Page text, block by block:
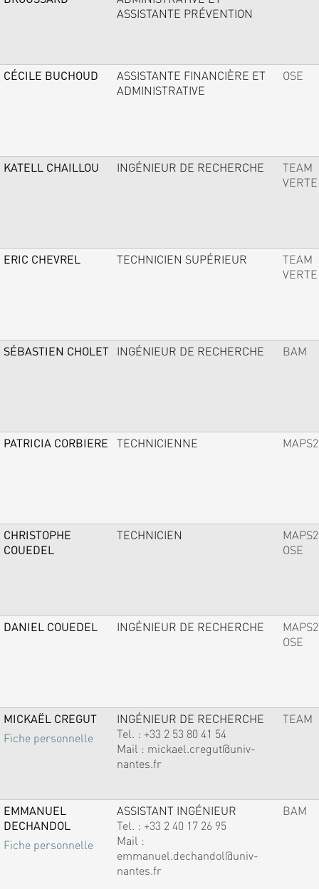
ASSISTANTE PRÉVENTION
CÉCILE BUCHOUD
ASSISTANTE FINANCIÈRE ET
ADMINISTRATIVE
OSE
KATELL CHAILLOU INGÉNIEUR DE RECHERCHE
TEAM
VERTE
ERIC CHEVREL TECHNICIEN SUPÉRIEUR
TEAM
VERTE
SÉBASTIEN CHOLET INGÉNIEUR DE RECHERCHE BAM
PATRICIA CORBIERE TECHNICIENNE MAPS2
CHRISTOPHE
COUEDEL
TECHNICIEN
MAPS2
OSE
DANIEL COUEDEL INGÉNIEUR DE RECHERCHE
MAPS2
OSE
MICKAËL CREGUT
Fiche personnelle
INGÉNIEUR DE RECHERCHE
Tel. : +33 2 53 80 41 54
Mail : mickael.cregut@univ-
nantes.fr
TEAM
EMMANUEL
DECHANDOL
Fiche personnelle
ASSISTANT INGÉNIEUR
Tel. : +33 2 40 17 26 95
Mail :
emmanuel.dechandol@univ-
nantes.fr
BAM